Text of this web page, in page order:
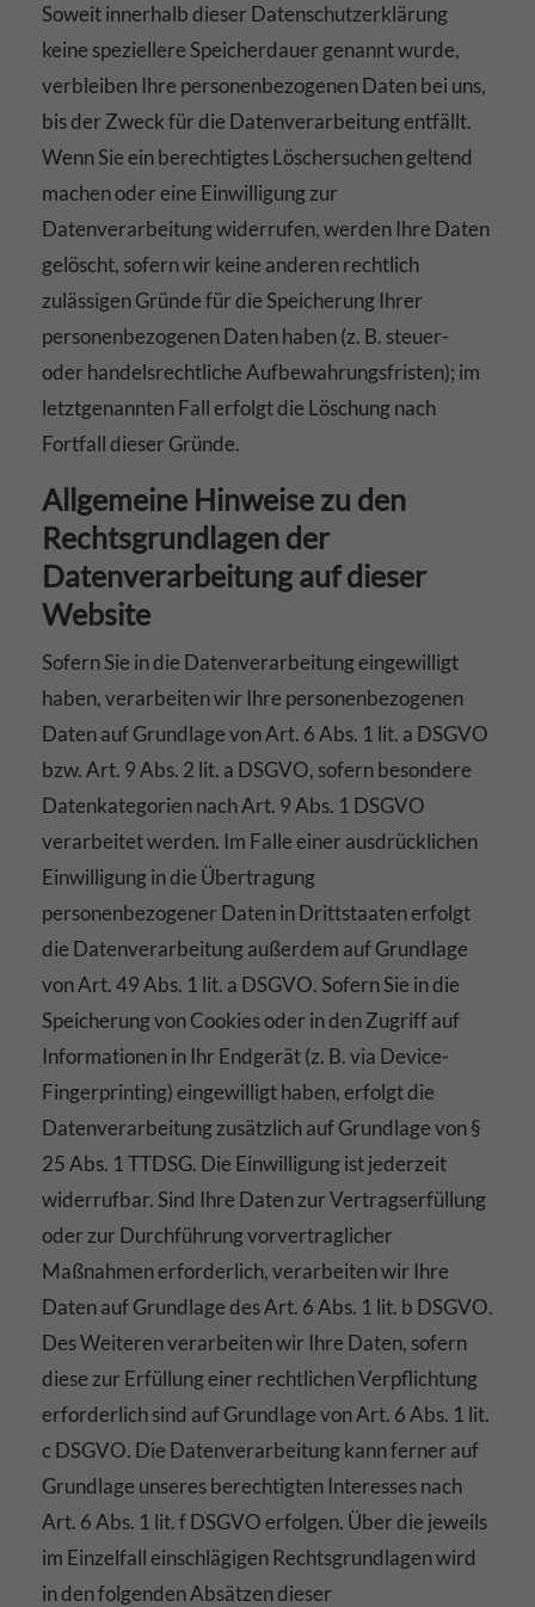
Soweit innerhalb dieser Datenschutzerklärung
keine speziellere Speicherdauer genannt wurde,
verbleiben Ihre personenbezogenen Daten bei uns,
bis der Zweck für die Datenverarbeitung entfällt.
Wenn Sie ein berechtigtes Löschersuchen geltend
machen oder eine Einwilligung zur
Datenverarbeitung widerrufen, werden Ihre Daten
gelöscht, sofern wir keine anderen rechtlich
zulässigen Gründe für die Speicherung Ihrer
personenbezogenen Daten haben (z. B. steuer-
oder handelsrechtliche Aufbewahrungsfristen); im
letztgenannten Fall erfolgt die Löschung nach
Fortfall dieser Gründe.
Allgemeine Hinweise zu den
Rechtsgrundlagen der
Datenverarbeitung auf dieser
Website
Sofern Sie in die Datenverarbeitung eingewilligt
haben, verarbeiten wir Ihre personenbezogenen
Daten auf Grundlage von Art. 6 Abs. 1 lit. a DSGVO
bzw. Art. 9 Abs. 2 lit. a DSGVO, sofern besondere
Datenkategorien nach Art. 9 Abs. 1 DSGVO
verarbeitet werden. Im Falle einer ausdrücklichen
Einwilligung in die Übertragung
personenbezogener Daten in Drittstaaten erfolgt
die Datenverarbeitung außerdem auf Grundlage
von Art. 49 Abs. 1 lit. a DSGVO. Sofern Sie in die
Speicherung von Cookies oder in den Zugriff auf
Informationen in Ihr Endgerät (z. B. via Device-
Fingerprinting) eingewilligt haben, erfolgt die
Datenverarbeitung zusätzlich auf Grundlage von §
25 Abs. 1 TTDSG. Die Einwilligung ist jederzeit
widerrufbar. Sind Ihre Daten zur Vertragserfüllung
oder zur Durchführung vorvertraglicher
Maßnahmen erforderlich, verarbeiten wir Ihre
Daten auf Grundlage des Art. 6 Abs. 1 lit. b DSGVO.
Des Weiteren verarbeiten wir Ihre Daten, sofern
diese zur Erfüllung einer rechtlichen Verpflichtung
erforderlich sind auf Grundlage von Art. 6 Abs. 1 lit.
c DSGVO. Die Datenverarbeitung kann ferner auf
Grundlage unseres berechtigten Interesses nach
Art. 6 Abs. 1 lit. f DSGVO erfolgen. Über die jeweils
im Einzelfall einschlägigen Rechtsgrundlagen wird
in den folgenden Absätzen dieser